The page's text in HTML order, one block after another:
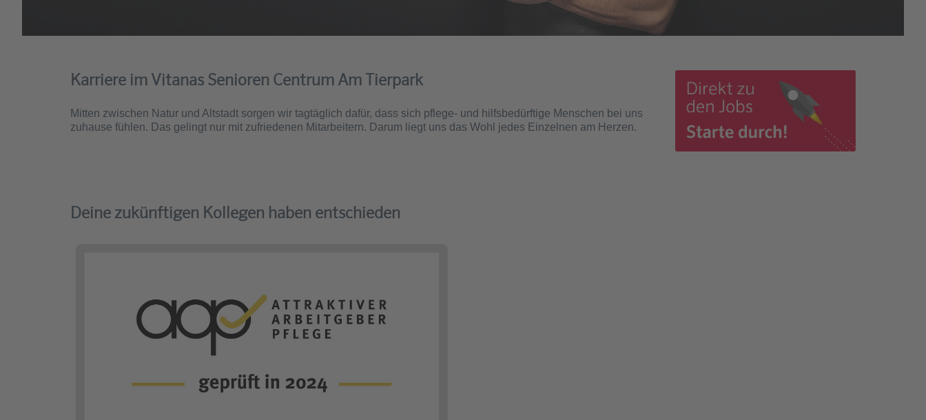
Karriere im Vitanas Senioren Centrum Am Tierpark
Mitten zwischen Natur und Altstadt sorgen wir tagtäglich dafür, dass sich pflege- und hilfsbedürftige Menschen bei uns
zuhause fühlen. Das gelingt nur mit zufriedenen Mitarbeitern. Darum liegt uns das Wohl jedes Einzelnen am Herzen.
Deine zukünftigen Kollegen haben entschieden